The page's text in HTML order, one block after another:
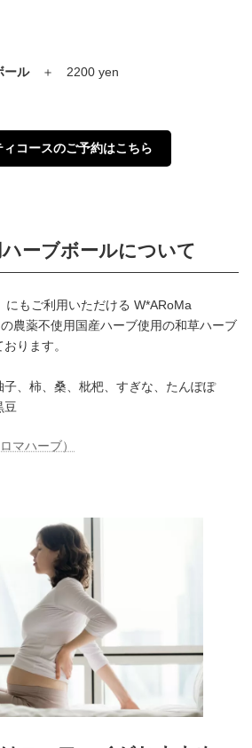
ール＋ 2200 yen
ィコースのご予約はこちら
ーブボールについて
にもご利用いただける W*ARoMa
農薬不使用国産ハーブ使用の和草ハーブ
ります。
、柿、桑、枇杷、すぎな、たんぽぽ
豆
マハーブ）